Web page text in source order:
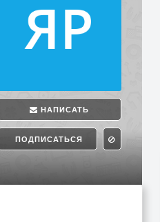
НАПИСАТЬ
ПОДПИСАТЬСЯ